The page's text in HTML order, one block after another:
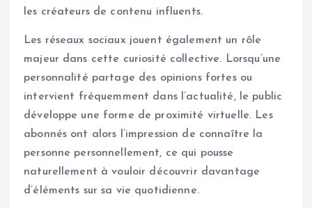
les créateurs de contenu influents.
Les réseaux sociaux jouent également un rôle
majeur dans cette curiosité collective. Lorsqu’une
personnalité partage des opinions fortes ou
intervient fréquemment dans l’actualité, le public
développe une forme de proximité virtuelle. Les
abonnés ont alors l’impression de connaître la
personne personnellement, ce qui pousse
naturellement à vouloir découvrir davantage
d’éléments sur sa vie quotidienne.